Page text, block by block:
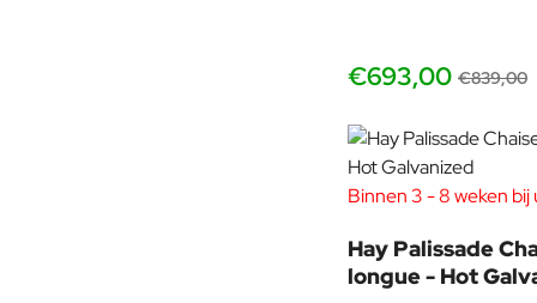
€693,00 €839,00
Binnen 3 - 8 weken bij
Hay Palissade
longue - Hot